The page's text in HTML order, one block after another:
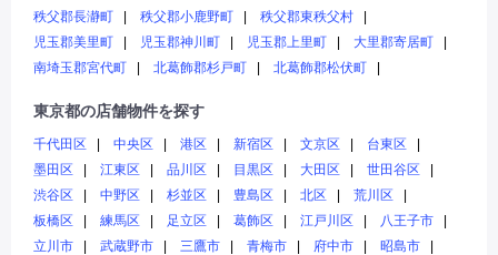
秩父郡長瀞町
秩父郡小鹿野町
秩父郡東秩父村
児玉郡美里町
児玉郡神川町 児玉郡上里町
大里郡寄居町
南埼玉郡宮代町
北葛飾郡杉戸町 北葛飾郡松伏町
東京都の店舗物件を探す
千代田区 中央区 港区 新宿区 文京区
台東区
墨田区
江東区 品川区 目黒区 大田区
世田谷区
渋谷区
中野区 杉並区 豊島区 北区
荒川区
板橋区
練馬区 足立区 葛飾区 江戸川区
八王子市
立川市
武蔵野市 三鷹市 青梅市 府中市
昭島市